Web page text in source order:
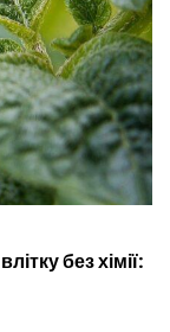
без хімії: